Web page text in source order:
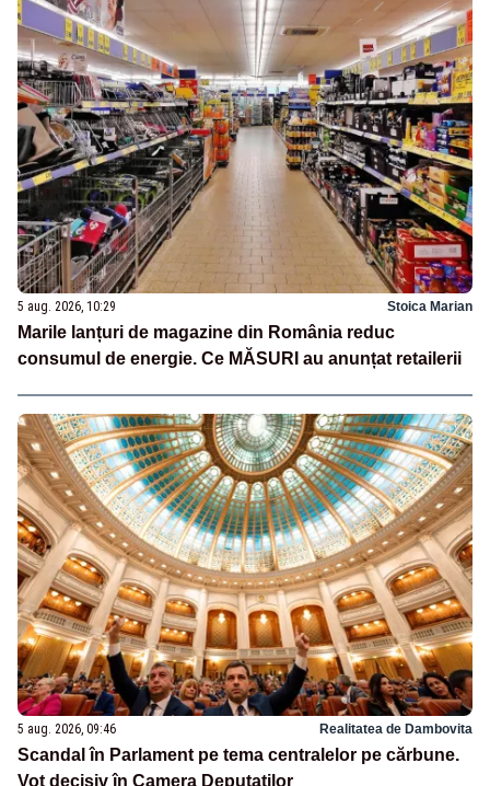
5 aug. 2026, 10:29 Stoica Marian
Marile lanțuri de magazine din România reduc
consumul de energie. Ce MĂSURI au anunțat retailerii
5 aug. 2026, 09:46 Realitatea de Dambovita
Scandal în Parlament pe tema centralelor pe cărbune.
Vot decisiv în Camera Deputaților